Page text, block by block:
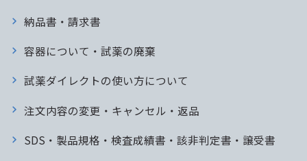
納品書・請求書
容器について・試薬の廃棄
試薬ダイレクトの使い方について
注文内容の変更・キャンセル・返品
SDS・製品規格・検査成績書・該非判定書・譲受書